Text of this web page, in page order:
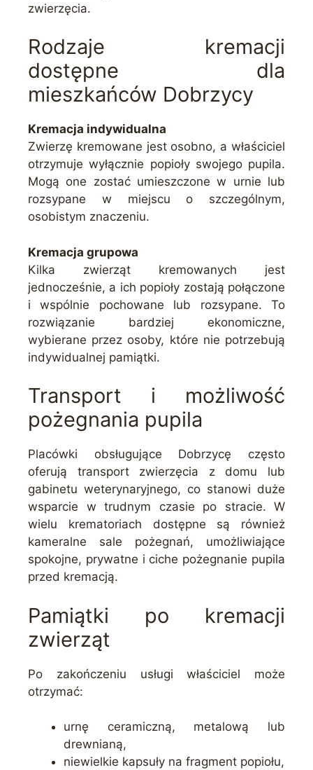
zwierzęcia.
Rodzaje kremacji
dostępne dla
mieszkańców Dobrzycy
Kremacja indywidualna
Zwierzę kremowane jest osobno, a właściciel
otrzymuje wyłącznie popioły swojego pupila.
Mogą one zostać umieszczone w urnie lub
rozsypane w miejscu o szczególnym,
osobistym znaczeniu.
Kremacja grupowa
Kilka zwierząt kremowanych jest
jednocześnie, a ich popioły zostają połączone
i wspólnie pochowane lub rozsypane. To
rozwiązanie bardziej ekonomiczne,
wybierane przez osoby, które nie potrzebują
indywidualnej pamiątki.
Transport i możliwość
pożegnania pupila
Placówki obsługujące Dobrzycę często
oferują transport zwierzęcia z domu lub
gabinetu weterynaryjnego, co stanowi duże
wsparcie w trudnym czasie po stracie. W
wielu krematoriach dostępne są również
kameralne sale pożegnań, umożliwiające
spokojne, prywatne i ciche pożegnanie pupila
przed kremacją.
Pamiątki po kremacji
zwierząt
Po zakończeniu usługi właściciel może
otrzymać:
urnę ceramiczną, metalową lub
drewnianą,
niewielkie kapsuły na fragment popiołu,